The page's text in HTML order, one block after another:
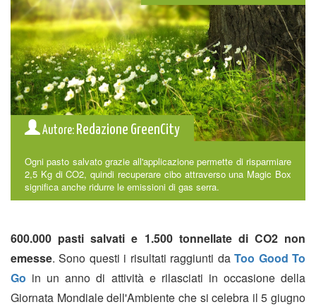
Autore: Redazione GreenCity
Ogni pasto salvato grazie all'applicazione permette di risparmiare
2,5 Kg di CO2, quindi recuperare cibo attraverso una Magic Box
significa anche ridurre le emissioni di gas serra.
600.000 pasti salvati e 1.500 tonnellate di CO2 non
emesse. Sono questi i risultati raggiunti daToo Good To
Go in un anno di attività e rilasciati in occasione della
Giornata Mondiale dell'Ambiente che si celebra il 5 giugno